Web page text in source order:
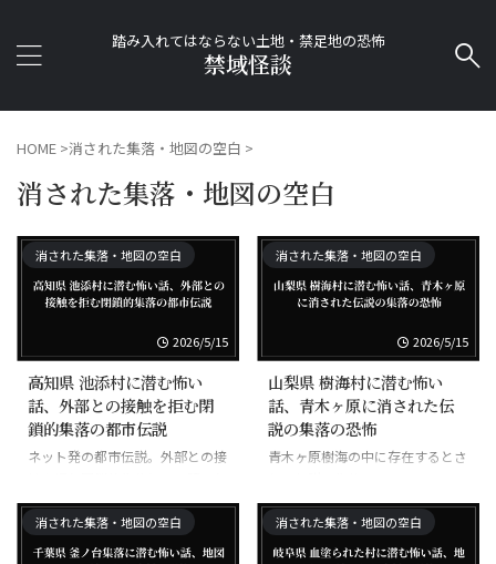
踏み入れてはならない土地・禁足地の恐怖
禁域怪談
HOME >消された集落・地図の空白 >
消された集落・地図の空白
消された集落・地図の空白
2026/5/15
高知県 池添村に潜む怖い
話、外部との接触を拒む閉
鎖的集落の都市伝説
ネット発の都市伝説。外部との接
る。
消された集落・地図の空白
2026/5/15
山梨県 樹海村に潜む怖い
話、青木ヶ原に消された伝
説の集落の恐怖
青木ヶ原樹海の中に存在するとさ
消された集落・地図の空白 消された集落・地図の空白